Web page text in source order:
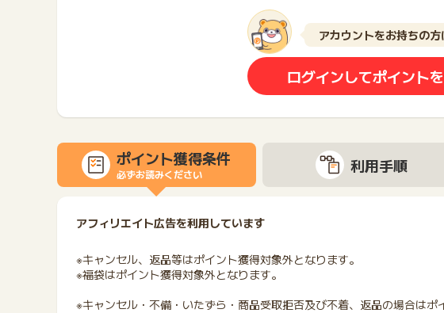
アカウントをお持ちの方
ログインしてポイント
ポイント獲得条件
必ずお読みください 利用手順
アフィリエイト広告を利用しています
※キャンセル、返品等はポイント獲得対象外となります。
※福袋はポイント獲得対象外となります。
※キャンセル・不備・いたずら・商品受取拒否及び不着、返品の場合はポ